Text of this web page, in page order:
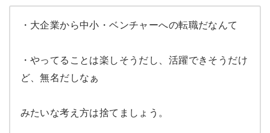
・大企業から中小・ベンチャーへの転職だなんて
・やってることは楽しそうだし、活躍できそうだけ
ど、無名だしなぁ
みたいな考え方は捨てましょう。